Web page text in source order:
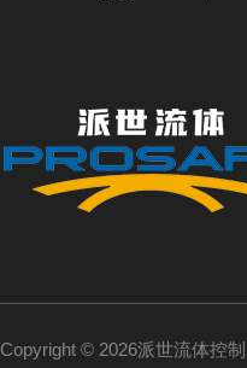
Copyright © 2026派世流体控